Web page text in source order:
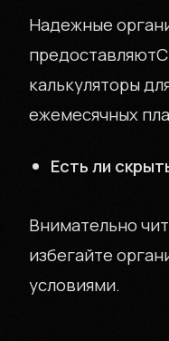
Надежные
калькуляторы
ежемесячных
Есть ли
Внимательно
избегайте
условиями.